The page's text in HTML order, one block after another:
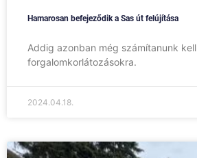
Hamarosan befejeződik a Sas út felújítása
Addig azonban még számítanunk kell
forgalomkorlátozásokra.
2024.04.18.